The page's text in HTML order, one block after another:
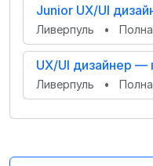
Junior UX/UI
Ливерпуль •
UX/UI дизайнер —
Ливерпуль •